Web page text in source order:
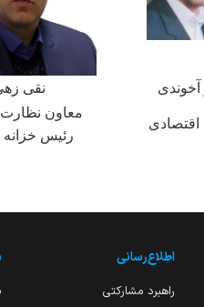
آخوندی نقی
اقتصادی
معاون
رئیس خزانه
اطلاع‌رسانی
راهبرد مشارکتی